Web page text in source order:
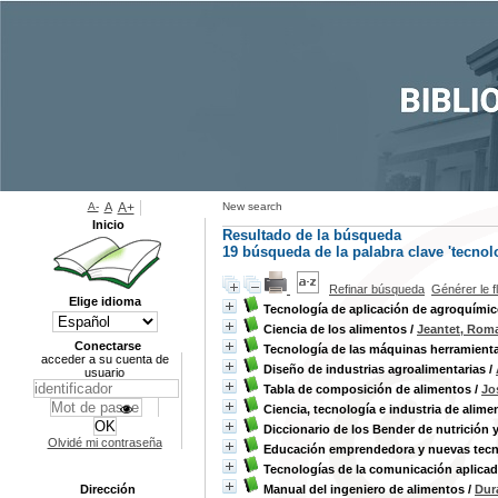
New search
Resultado de la búsqueda
19 búsqueda de la palabra clave
Refinar búsqueda Générer le
Tecnología de aplicación de
Ciencia de los alimentos / Jeantet,
Tecnología de las máquinas
Diseño de industrias agroalimentarias /
Tabla de composición de alimentos /
Ciencia, tecnología e industria de
Diccionario de los Bender de nutrición
Educación emprendedora y nuevas
Tecnologías de la comunicación
Manual del ingeniero de alimentos /
A- A A+
Inicio
Elige idioma
Conectarse
acceder a su cuenta de
usuario
Olvidé mi contraseña
Dirección